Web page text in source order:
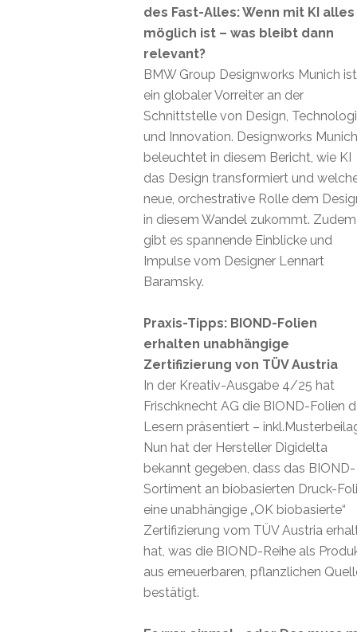
des Fast-Alles: Wenn mit KI alles
möglich ist – was bleibt dann
relevant?
BMW Group Designworks Munich ist
ein globaler Vorreiter an der
Schnittstelle von Design,
und Innovation. Designworks Munich
beleuchtet in diesem Bericht, wie KI
das Design transformiert und
neue, orchestrative Rolle dem
in diesem Wandel zukommt. Zudem
gibt es spannende Einblicke und
Impulse vom Designer Lennart
Baramsky.
Praxis-Tipps: BIOND-Folien
erhalten unabhängige
Zertifizierung von TÜV Austria
In der Kreativ-Ausgabe 4/25 hat
Frischknecht AG die BIOND-Folien
Lesern präsentiert –
Nun hat der Hersteller Digidelta
bekannt gegeben, dass das BIOND-
Sortiment an biobasierten Druck-
eine unabhängige „OK biobasierte“
Zertifizierung vom TÜV Austria
hat, was die BIOND-Reihe als
aus erneuerbaren, pflanzlichen
bestätigt.